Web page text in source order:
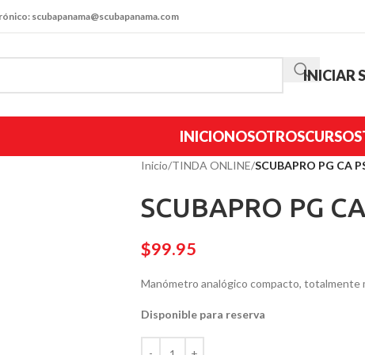
scubapanama@scubapanama.com
INICIAR
INICIONOSOTROSCURSOS
Inicio/TINDA ONLINE/SCUBAPRO PG CA
SCUBAPRO PG
$99.95
Manómetro analógico compacto, totalmente
Disponible para reserva